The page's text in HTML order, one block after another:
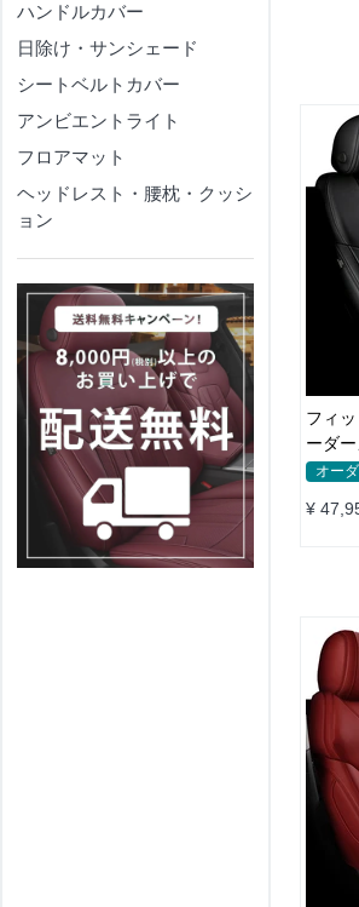
ハンドルカバー
日除け・サンシェード
シートベルトカバー
アンビエントライト
フロアマット
ヘッドレスト・腰枕・クッシ
ョン
フィ
ーダ
れ 全
オー
¥